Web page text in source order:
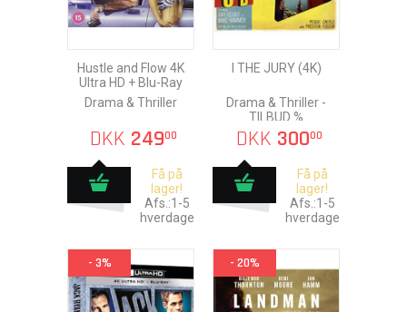
Hustle and Flow 4K
Ultra HD + Blu-Ray
Drama & Thriller
DKK 24900
Få på
lager!
Afs.:1-5
hverdage
I THE JURY (4K)
Drama & Thriller -
TILBUD %
DKK 30000
Få på
lager!
Afs.:1-5
hverdage
- 3% - 20%